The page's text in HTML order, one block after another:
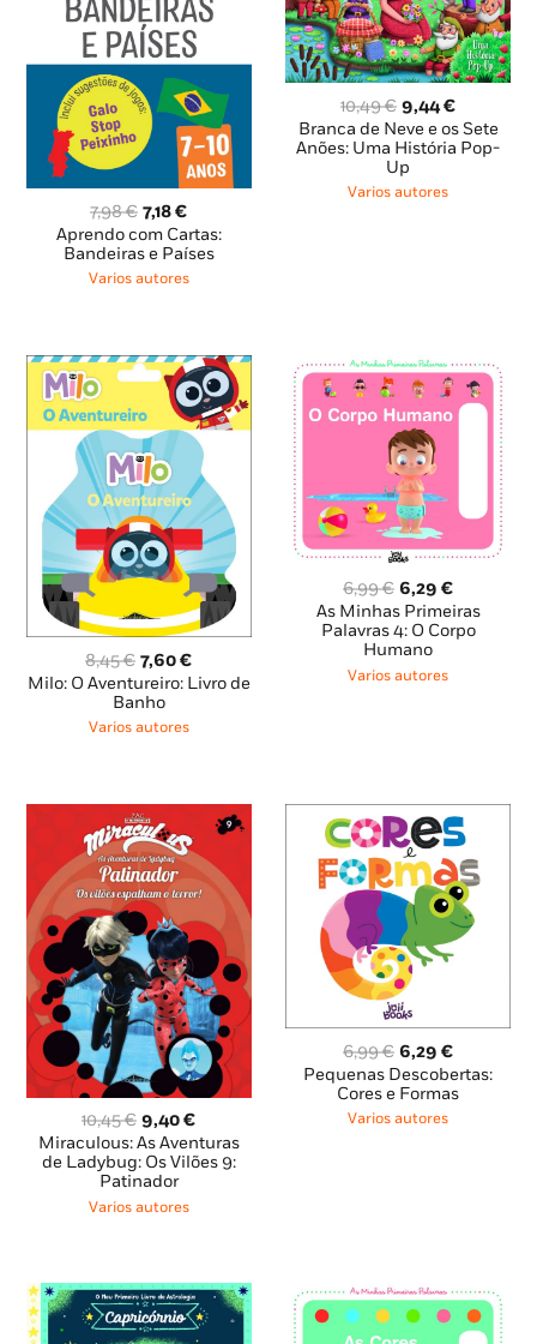
7,98€ O
preço
original
era:
7,18€O
preço
atual
é:
Aprendo com Cartas:
Bandeiras e Países
Varios autores
10,49€ O
preço
original
era:
10,49 €.
9,44€O
preço
atual
Branca de Neve e os Sete
Anões: Uma História Pop-
Up
Varios autores
8,45€ O
preço
original
era:
7,60€O
preço
Milo: O Aventureiro: Livro de
Banho
Varios autores
6,99€ O
preço
original
era:
6,99 €.
6,29€O
preço
atual
As Minhas Primeiras
Palavras 4: O Corpo
Humano
Varios autores
10,45€ O
preço
original
era:
10,45 €.
9,40€O
preço
atual
Miraculous: As Aventuras
de Ladybug: Os Vilões 9:
Patinador
Varios autores
6,99€ O
preço
original
era:
6,29€O
preço
atual
Pequenas Descobertas:
Cores e Formas
Varios autores